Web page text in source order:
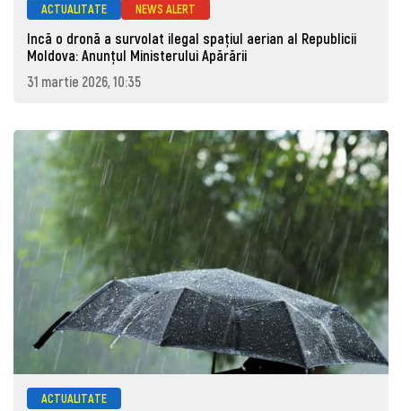
ACTUALITATE NEWS ALERT
Incă o dronă a survolat ilegal spațiul aerian al Republicii
Moldova: Anunţul Ministerului Apărării
31 martie 2026, 10:35
ACTUALITATE